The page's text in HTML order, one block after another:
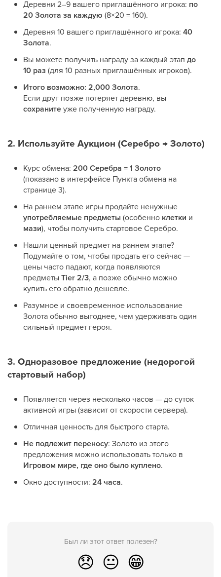
Деревни 2–9 вашего приглашённого игрока: по
20 Золота за каждую (8×20 = 160).
Деревня 10 вашего приглашённого игрока: 40
Золота.
Вы можете получить награду за каждый этап до
10 раз (для 10 разных приглашённых игроков).
Итого возможно: 2,000 Золота.
Если друг позже потеряет деревню, вы
сохранитеуже полученную награду.
2. Используйте Аукцион (Серебро → Золото)
Курс обмена: 200 Серебра = 1 Золото
(показано в интерфейсе Пункта обмена на
странице 3).
На раннем этапе игры продайте ненужные
употребляемые предметы (особенно клетки и
мази), чтобы получить стартовое Серебро.
Нашли ценный предмет на раннем этапе?
Подумайте о том, чтобы продать его сейчас —
цены часто падают, когда появляются
предметыTier 2/3, а позже обычно можно
купить его обратно дешевле.
Разумное и своевременное использование
Золота обычно выгоднее, чем удерживать один
сильный предмет героя.
3. Одноразовое предложение (недорогой
стартовый набор)
Появляется через несколько часов — до суток
активной игры (зависит от скорости сервера).
Отличная ценность для быстрого старта.
Не подлежит переносу: Золото из этого
предложения можно использовать только в
Игровом мире, где оно было куплено.
Окно доступности: 24 часа.
Был ли этот ответ полезен?
😞 😐 😁